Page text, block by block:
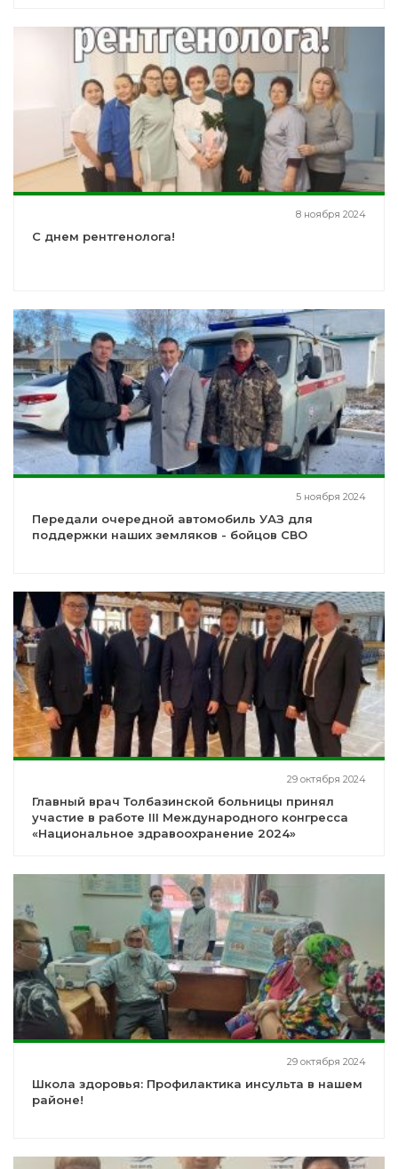
8 ноября 2024
С днем рентгенолога!
5 ноября 2024
Передали очередной автомобиль УАЗ для
поддержки наших земляков - бойцов СВО
29 октября 2024
Главный врач Толбазинской больницы принял
участие в работе III Международного конгресса
«Национальное здравоохранение 2024»
29 октября 2024
Школа здоровья: Профилактика инсульта в нашем
районе!